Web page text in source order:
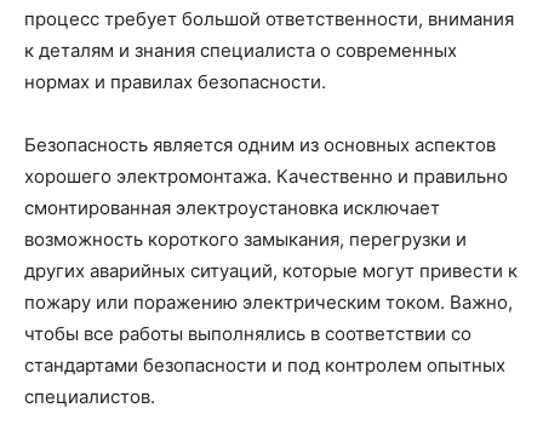
процесс требует большой ответственности, внимания
к деталям и знания специалиста о современных
нормах и правилах безопасности.
Безопасность является одним из основных аспектов
хорошего электромонтажа. Качественно и правильно
смонтированная электроустановка исключает
возможность короткого замыкания, перегрузки и
других аварийных ситуаций, которые могут привести к
пожару или поражению электрическим током. Важно,
чтобы все работы выполнялись в соответствии со
стандартами безопасности и под контролем опытных
специалистов.